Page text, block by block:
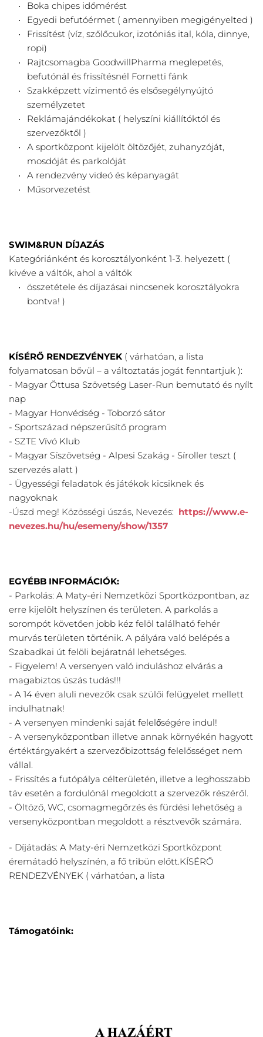
Boka chipes időmérést
Egyedi befutóérmet ( amennyiben megigényelted )
Frissítést (víz, szőlőcukor, izotóniás ital, kóla, dinnye,
ropi)
Rajtcsomagba GoodwillPharma meglepetés,
befutónál és frissítésnél Fornetti fánk
Szakképzett vízimentő és elsősegélynyújtó
személyzetet
Reklámajándékokat ( helyszíni kiállítóktól és
szervezőktől )
A sportközpont kijelölt öltözőjét, zuhanyzóját,
mosdóját és parkolóját
A rendezvény videó és képanyagát
Műsorvezetést
SWIM&RUN DÍJAZÁS
Kategóriánként és korosztályonként 1-3. helyezett (
kivéve a váltók, ahol a váltók
összetétele és díjazásai nincsenek korosztályokra
bontva! )
KÍSÉRŐ RENDEZVÉNYEK ( várhatóan, a lista
folyamatosan bővül – a változtatás jogát fenntartjuk ):
- Magyar Öttusa Szövetség Laser-Run bemutató és nyílt
nap
- Magyar Honvédség - Toborzó sátor
- Sportszázad népszerűsítő program
- SZTE Vívó Klub
- Magyar Síszövetség - Alpesi Szakág - Síroller teszt (
szervezés alatt )
- Ügyességi feladatok és játékok kicsiknek és
nagyoknak
-Úszd meg! Közösségi úszás, Nevezés: https://www.e-
nevezes.hu/hu/esemeny/show/1357
EGYÉBB INFORMÁCIÓK:
- Parkolás: A Maty-éri Nemzetközi Sportközpontban, az
erre kijelölt helyszínen és területen. A parkolás a
sorompót követően jobb kéz felöl található fehér
murvás területen történik. A pályára való belépés a
Szabadkai út felöli bejáratnál lehetséges.
- Figyelem! A versenyen való induláshoz elvárás a
magabiztos úszás tudás!!!
- A 14 éven aluli nevezők csak szülői felügyelet mellett
indulhatnak!
- A versenyen mindenki saját felelőségére indul!
- A versenyközpontban illetve annak környékén hagyott
értéktárgyakért a szervezőbizottság felelősséget nem
vállal.
- Frissítés a futópálya célterületén, illetve a leghosszabb
táv esetén a fordulónál megoldott a szervezők részéről.
- Öltöző, WC, csomagmegőrzés és fürdési lehetőség a
versenyközpontban megoldott a résztvevők számára.
- Díjátadás: A Maty-éri Nemzetközi Sportközpont
éremátadó helyszínén, a fő tribün előtt.KÍSÉRŐ
RENDEZVÉNYEK ( várhatóan, a lista
Támogatóink: